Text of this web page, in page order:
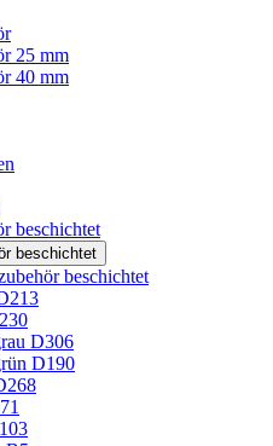
25 mm
40 mm
beschichtet
beschichtet
beschichtet
D306
D190